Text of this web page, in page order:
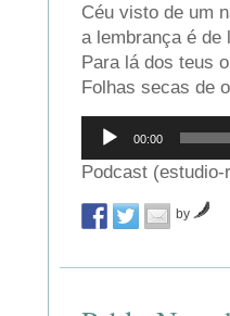
Céu visto de um
a lembrança é de
Para lá dos teus
Folhas secas de
Reprodutor
áudio
00:00
Podcast
by